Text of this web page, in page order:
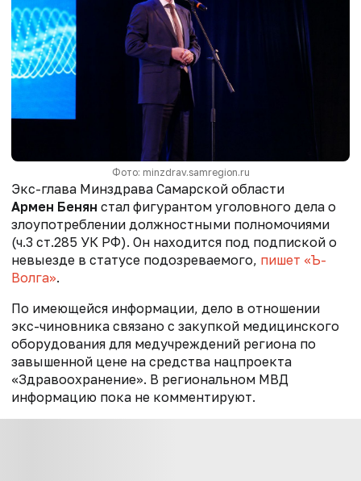
Фото: minzdrav.samregion.ru
Экс-глава Минздрава Самарской области
Армен Бенян стал фигурантом уголовного дела о
злоупотреблении должностными полномочиями
(ч.3 ст.285 УК РФ). Он находится под подпиской о
невыезде в статусе подозреваемого, пишет «Ъ-
Волга».
По имеющейся информации, дело в отношении
экс-чиновника связано с закупкой медицинского
оборудования для медучреждений региона по
завышенной цене на средства нацпроекта
«Здравоохранение». В региональном МВД
информацию пока не комментируют.